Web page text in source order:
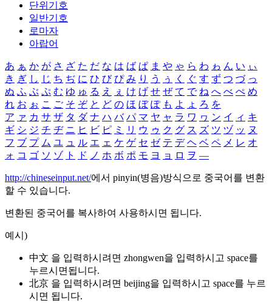
단위기호
일반기호
로마자
아랍어
あ ぁ か が さ ざ た だ な は ば ぱ ま や ゃ ら わ ゎ ん い ぃ
き ぎ し じ ち ぢ に ひ び ぴ み り う ぅ く ぐ す ず つ づ っ
ぬ ふ ぶ ぷ む ゆ ゅ る え ぇ け げ せ ぜ て で ね へ べ ぺ め
れ お ぉ こ ご そ ぞ と ど の ほ ぼ ぽ も よ ょ ろ を
ア ァ カ サ ザ タ ダ ナ ハ バ パ マ ヤ ャ ラ ワ ヮ ン イ ィ キ
ギ シ ジ チ ヂ ニ ヒ ビ ピ ミ リ ウ ゥ ク グ ス ズ ツ ヅ ッ ヌ
フ ブ プ ム ユ ュ ル エ ェ ケ ゲ セ ゼ テ デ ヘ ベ ペ メ レ オ
ォ コ ゴ ソ ゾ ト ド ノ ホ ボ ポ モ ヨ ョ ロ ヲ ―
http://chineseinput.net/에서 pinyin(병음)방식으로 중국어를 변환
할 수 있습니다.
변환된 중국어를 복사하여 사용하시면 됩니다.
예시)
中文 을 입력하시려면 zhongwen을 입력하시고 space를
누르시면됩니다.
北京 을 입력하시려면 beijing을 입력하시고 space를 누르
시면 됩니다.